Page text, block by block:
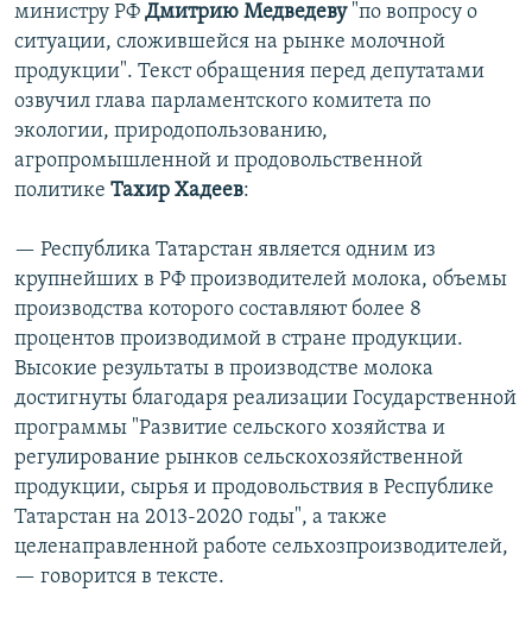
министру РФ Дмитрию Медведеву"по вопросу о
ситуации, сложившейся на рынке молочной
продукции". Текст обращения перед депутатами
озвучил глава парламентского комитета по
экологии, природопользованию,
агропромышленной и продовольственной
политике Тахир Хадеев:
— Республика Татарстан является одним из
крупнейших в РФ производителей молока, объемы
производства которого составляют более 8
процентов производимой в стране продукции.
Высокие результаты в производстве молока
достигнуты благодаря реализации Государственной
программы "Развитие сельского хозяйства и
регулирование рынков сельскохозяйственной
продукции, сырья и продовольствия в Республике
Татарстан на 2013-2020 годы", а также
целенаправленной работе сельхозпроизводителей,
— говорится в тексте.